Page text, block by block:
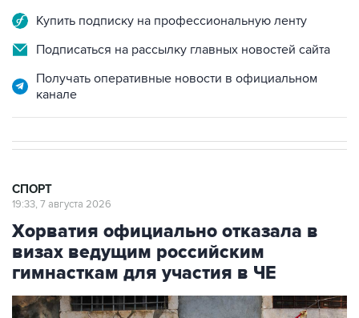
Купить подписку на профессиональную ленту
Подписаться на рассылку главных новостей сайта
Получать оперативные новости в официальном
канале
СПОРТ
19:33, 7 августа 2026
Хорватия официально отказала в
визах ведущим российским
гимнасткам для участия в ЧЕ